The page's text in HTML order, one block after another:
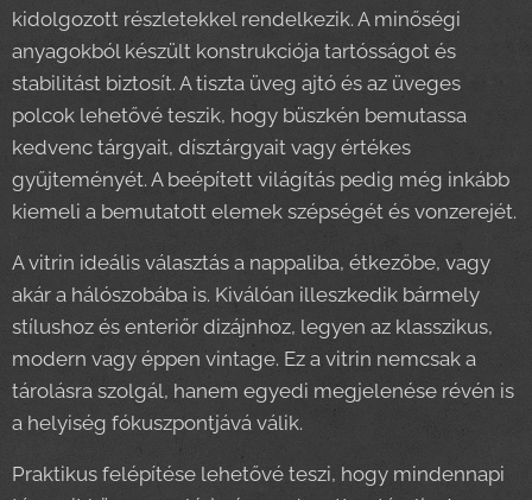
kidolgozott részletekkel rendelkezik. A minőségi
anyagokból készült konstrukciója tartósságot és
stabilitást biztosít. A tiszta üveg ajtó és az üveges
polcok lehetővé teszik, hogy büszkén bemutassa
kedvenc tárgyait, dísztárgyait vagy értékes
gyűjteményét. A beépített világítás pedig még inkább
kiemeli a bemutatott elemek szépségét és vonzerejét.
A vitrin ideális választás a nappaliba, étkezőbe, vagy
akár a hálószobába is. Kiválóan illeszkedik bármely
stílushoz és enteriőr dizájnhoz, legyen az klasszikus,
modern vagy éppen vintage. Ez a vitrin nemcsak a
tárolásra szolgál, hanem egyedi megjelenése révén is
a helyiség fókuszpontjává válik.
Praktikus felépítése lehetővé teszi, hogy mindennapi